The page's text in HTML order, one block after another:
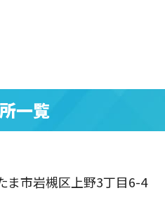
一覧
ま市岩槻区上野3丁目6-4